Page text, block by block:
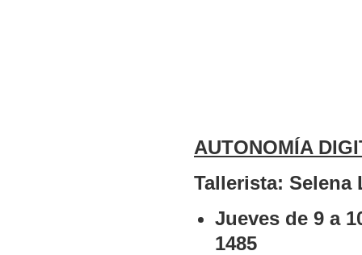
AUTONOMÍA
Tallerista: Selena
Jueves de 9 a
1485